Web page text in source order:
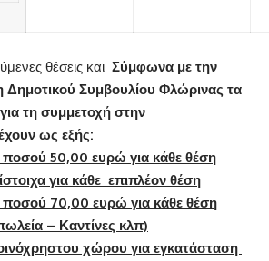
θέσεις και Σύμφωνα με την
Συμβουλίου Φλώρινας τα
για τη συμμετοχή στην
ως εξής:
ποσού 50,00 ευρώ για κάθε θέση
για κάθε επιπλέον θέση
ποσού 70,00 ευρώ για κάθε θέση
– Καντίνες κλπ)
χώρου για εγκατάσταση